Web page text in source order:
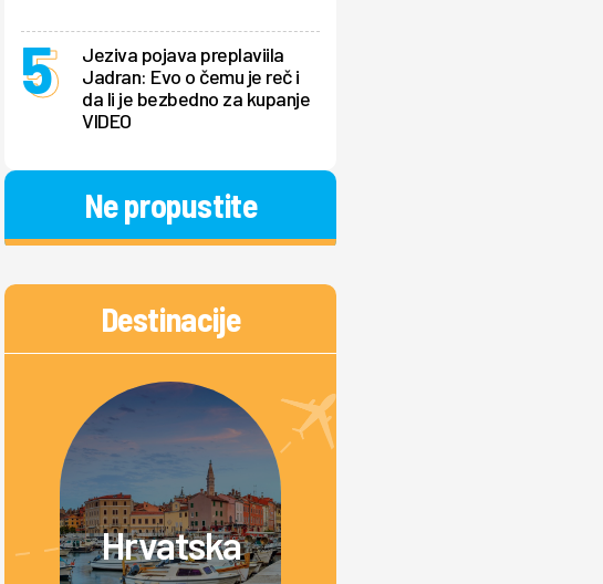
Jeziva pojava preplaviila
Jadran: Evo o čemu je reč i
da li je bezbedno za kupanje
VIDEO
Ne propustite
Destinacije
Hrvatska